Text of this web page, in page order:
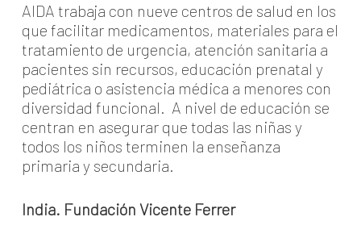
AIDA trabaja con nueve centros de salud en los
que facilitar medicamentos, materiales para el
tratamiento de urgencia, atención sanitaria a
pacientes sin recursos, educación prenatal y
pediátrica o asistencia médica a menores con
diversidad funcional. A nivel de educación se
centran en asegurar que todas las niñas y
todos los niños terminen la enseñanza
primaria y secundaria.
India. Fundación Vicente Ferrer